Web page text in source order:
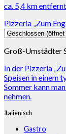
ca. 5,4 kmentfernt
Pizzeria „Zum
Geschlossen (öffnet
Groß-Umstädter
In der Pizzeria
Speisen in einem
Sommer kann
nehmen.
Italienisch
Gastro